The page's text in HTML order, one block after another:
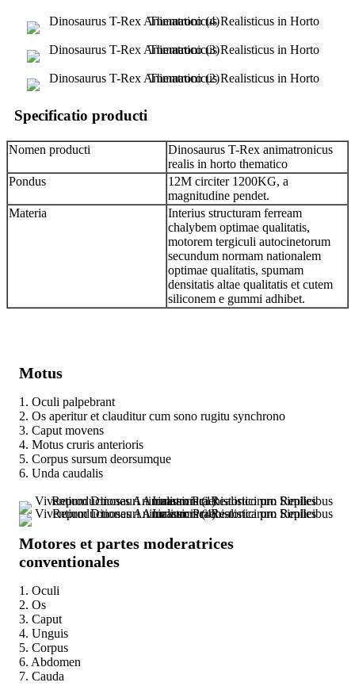
Specificatio producti
Nomen producti
Dinosaurus T-Rex animatronicus
realis in horto thematico
Pondus
12M circiter 1200KG, a
magnitudine pendet.
Materia
Interius structuram ferream
chalybem optimae qualitatis,
motorem tergiculi autocinetorum
secundum normam nationalem
optimae qualitatis, spumam
densitatis altae qualitatis et cutem
siliconem e gummi adhibet.
Motus
1. Oculi palpebrant
2. Os aperitur et clauditur cum sono rugitu synchrono
3. Caput movens
4. Motus cruris anterioris
5. Corpus sursum deorsumque
6. Unda caudalis
Motores et partes moderatrices
conventionales
1. Oculi
2. Os
3. Caput
4. Unguis
5. Corpus
6. Abdomen
7. Cauda